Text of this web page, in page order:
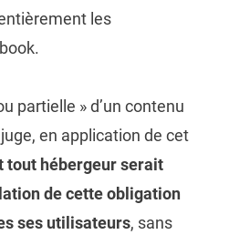
les
partielle » d’un contenu
en application de cet
tout hébergeur serait
de cette obligation
ses utilisateurs, sans